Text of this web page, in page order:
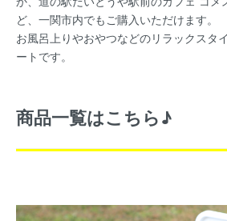
ど、一関市内でもご購入いただけます。
お風呂上りやおやつなどのリラックスタ
ートです。
商品一覧はこちら♪